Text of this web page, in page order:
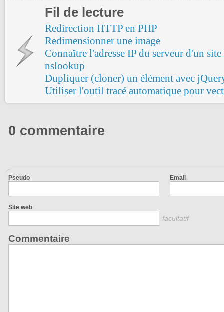
Fil de lecture
Redirection HTTP en PHP
Redimensionner une image
Connaître l'adresse IP du serveur d'un
nslookup
Dupliquer (cloner) un élément avec
Utiliser l'outil tracé automatique pour
0 commentaire
Pseudo Email
Site web
facultatif
Commentaire